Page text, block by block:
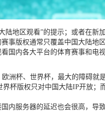
地区观看”的提示；或者在
事版权通常只覆盖中国大陆
国内各大平台的体育赛事和电
洲杯、世界杯，最大的障碍
界杯版权只对中国大陆IP开放；
内服务器的延迟也会很高，